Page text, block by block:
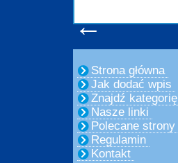
←
Strona główna
Jak dodać wpis
Znajdź kategorię
Nasze linki
Polecane strony
Regulamin
Kontakt